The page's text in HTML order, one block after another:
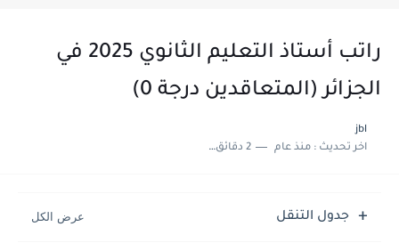
راتب أستاذ التعليم الثانوي 2025 في
الجزائر (المتعاقدين درجة 0)
jbl
اخر تحديث :منذ عام 2 دقائق للقراءة
جدول التنقل